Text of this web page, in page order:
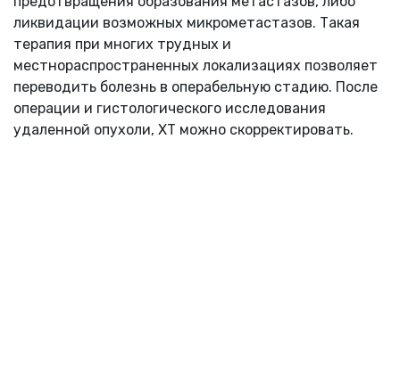
ликвидации возможных микрометастазов. Такая
терапия при многих трудных и
местнораспространенных локализациях позволяет
переводить болезнь в операбельную стадию. После
операции и гистологического исследования
удаленной опухоли, ХТ можно скорректировать.